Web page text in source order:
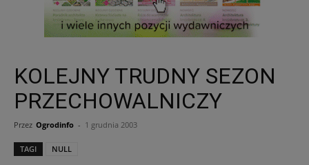
KOLEJNY TRUDNY SEZON
PRZECHOWALNICZY
Przez Ogrodinfo - 1 grudnia 2003
TAGI NULL